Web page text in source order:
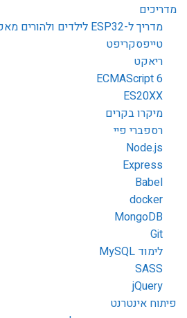
מדריכים
מדריך ל-ESP32 לילדים ולהורים מאפס
טייפסקריפט
ריאקט
ECMAScript 6
ES20XX
מיקרו בקרים
רספברי פיי
Node.js
Express
Babel
docker
MongoDB
Git
לימוד MySQL
SASS
jQuery
פיתוח אינטרנט